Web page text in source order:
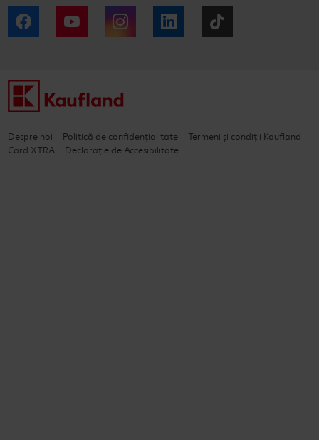
Facebook YouTube Instagram LinkedIn
Despre noi Politică de confidențialitate
Termeni și condiții Kaufland
Card XTRA
Declarație de Accesibilitate